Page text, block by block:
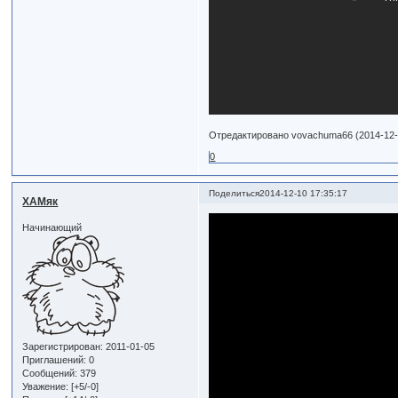
Отредактировано vovachuma66 (2014-
0
Поделиться2014-12-10 17:35:17
ХАМяк
Начинающий
Зарегистрирован: 2011-01-05
Приглашений: 0
Сообщений: 379
Уважение: [+5/-0]